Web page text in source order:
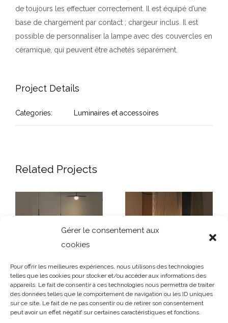
Gérer le consentement aux
cookies
Pour offrir les meilleures expériences, nous utilisons des technologies
telles que les cookies pour stocker et/ou accéder aux informations des
appareils. Le fait de consentir à ces technologies nous permettra de traiter
des données telles que le comportement de navigation ou les ID uniques
sur ce site. Le fait de ne pas consentir ou de retirer son consentement
peut avoir un effet négatif sur certaines caractéristiques et fonctions.
de toujours les effectuer correctement. Il est équipé d’une
base de chargement par contact ; chargeur inclus. Il est
possible de personnaliser la lampe avec des couvercles en
céramique, qui peuvent être achetés séparément.
Project Details
Categories: Luminaires et accessoires
Related Projects
Suspension
Tempo
Suspension ARRAY